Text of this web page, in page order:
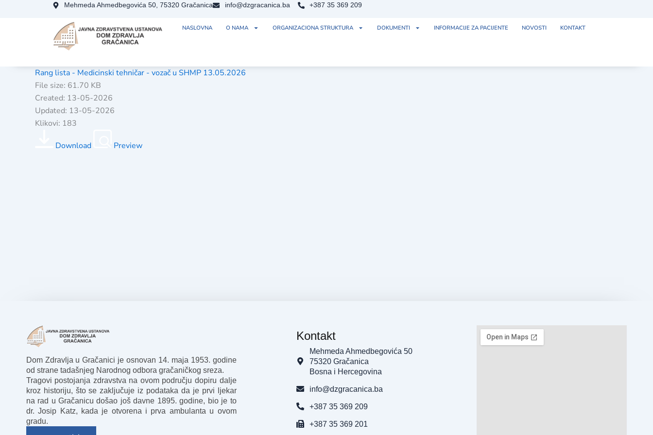
Mehmeda Ahmedbegovića 50, 75320 Gračanica info@dzgracanica.ba +387 35 369 209
NASLOVNA O NAMA ORGANIZACIONA STRUKTURA DOKUMENTI INFORMACIJE ZA PACIJENTE NOVOSTI KONTAKT
Rang lista - Medicinski tehničar - vozač u SHMP 13.05.2026
File size: 61.70 KB
Created: 13-05-2026
Updated: 13-05-2026
Klikovi: 183
Download Preview
Dom Zdravlja u Gračanici je osnovan 14. maja 1953. godine
od strane tadašnjeg Narodnog odbora gračaničkog sreza.
Tragovi postojanja zdravstva na ovom području dopiru dalje
kroz historiju, što se zaključuje iz podataka da je prvi ljekar
na rad u Gračanicu došao još davne 1895. godine, bio je to
dr. Josip Katz, kada je otvorena i prva ambulanta u ovom
gradu.
Kontakt
Mehmeda Ahmedbegovića 50
75320 Gračanica
Bosna i Hercegovina
info@dzgracanica.ba
+387 35 369 209
+387 35 369 201